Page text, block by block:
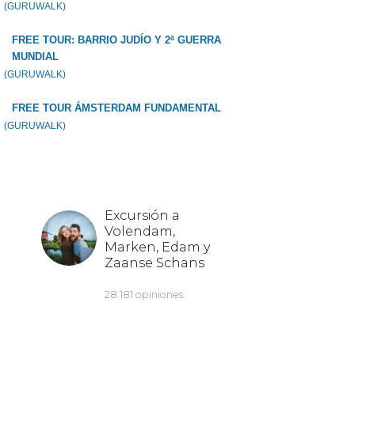
(GURUWALK)
FREE TOUR: BARRIO JUDÍO Y 2ª GUERRA
MUNDIAL
(GURUWALK)
FREE TOUR ÁMSTERDAM FUNDAMENTAL
(GURUWALK)